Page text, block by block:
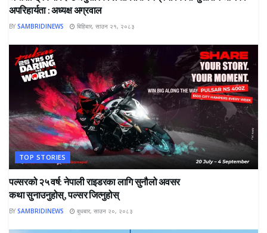
अपरिहार्यता : अध्यक्ष अग्रवाल
BY SAMBRIDINEWS बिहिबार, साउन २१, २०८३
TOP STORIES
पल्सरको २५ वर्ष: नेपाली राइडरका लागि सुनौलो अवसर
कथा सुनाउनुहोस्, पल्सर जित्नुहोस्
BY SAMBRIDINEWS बुधबार, साउन २०, २०८३